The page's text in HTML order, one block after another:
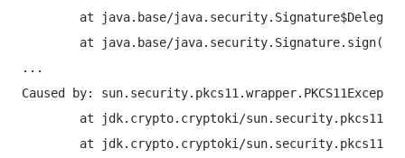
at java.base/
at java.base/
...
Caused by: sun.security.pkcs11.wrapper.PKCS11Exception:
at jdk.crypto.cryptoki/
at jdk.crypto.cryptoki/